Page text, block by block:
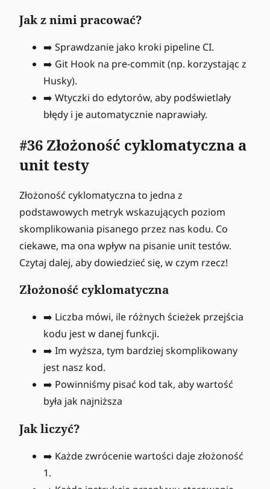
Jak z nimi pracować?
➡️ Sprawdzanie jako kroki pipeline CI.
➡️ Git Hook na pre-commit (np. korzystając z
Husky).
➡️ Wtyczki do edytorów, aby podświetlały
błędy i je automatycznie naprawiały.
#36 Złożoność cyklomatyczna a
unit testy
Złożoność cyklomatyczna to jedna z
podstawowych metryk wskazujących poziom
skomplikowania pisanego przez nas kodu. Co
ciekawe, ma ona wpływ na pisanie unit testów.
Czytaj dalej, aby dowiedzieć się, w czym rzecz!
Złożoność cyklomatyczna
➡️ Liczba mówi, ile różnych ścieżek przejścia
kodu jest w danej funkcji.
➡️ Im wyższa, tym bardziej skomplikowany
jest nasz kod.
➡️ Powinniśmy pisać kod tak, aby wartość
była jak najniższa
Jak liczyć?
➡️ Każde zwrócenie wartości daje złożoność
1.